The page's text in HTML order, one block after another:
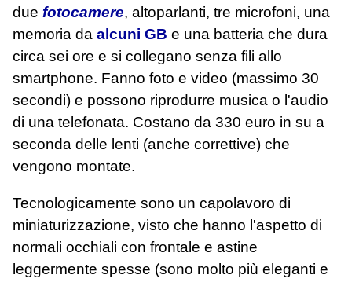
due fotocamere, altoparlanti, tre microfoni, una
memoria da alcuni GB e una batteria che dura
circa sei ore e si collegano senza fili allo
smartphone. Fanno foto e video (massimo 30
secondi) e possono riprodurre musica o l'audio
di una telefonata. Costano da 330 euro in su a
seconda delle lenti (anche correttive) che
vengono montate.
Tecnologicamente sono un capolavoro di
miniaturizzazione, visto che hanno l'aspetto di
normali occhiali con frontale e astine
leggermente spesse (sono molto più eleganti e